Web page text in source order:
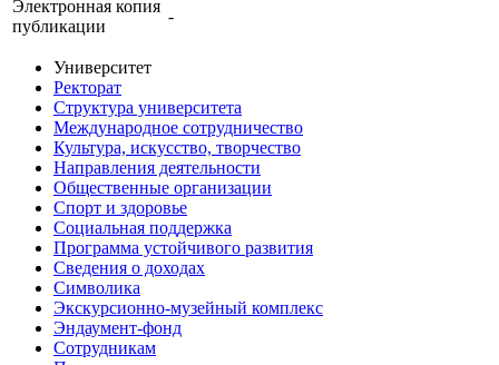
Электронная копия
публикации
-
Университет
Ректорат
Структура университета
Международное сотрудничество
Культура, искусство, творчество
Направления деятельности
Общественные организации
Спорт и здоровье
Социальная поддержка
Программа устойчивого развития
Сведения о доходах
Символика
Экскурсионно-музейный комплекс
Эндаумент-фонд
Сотрудникам